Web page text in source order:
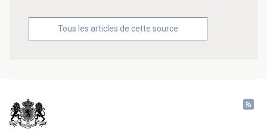
Tous les articles de cette source